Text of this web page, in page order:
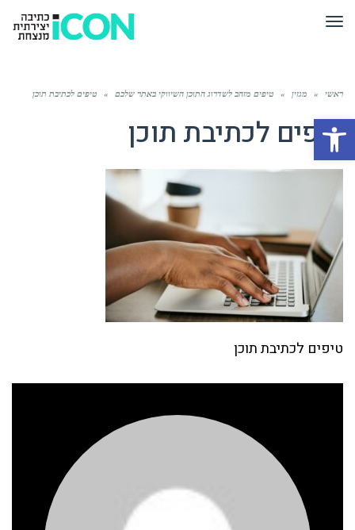
פתח סרגל נגישות
תפריט
ראשי » מגזין » טיפים מזהב לשדרוג התוכן השיווקי באתר שלכם » טיפים לכתיבת תוכן
טיפים לכתיבת תוכן
טיפים לכתיבת תוכן